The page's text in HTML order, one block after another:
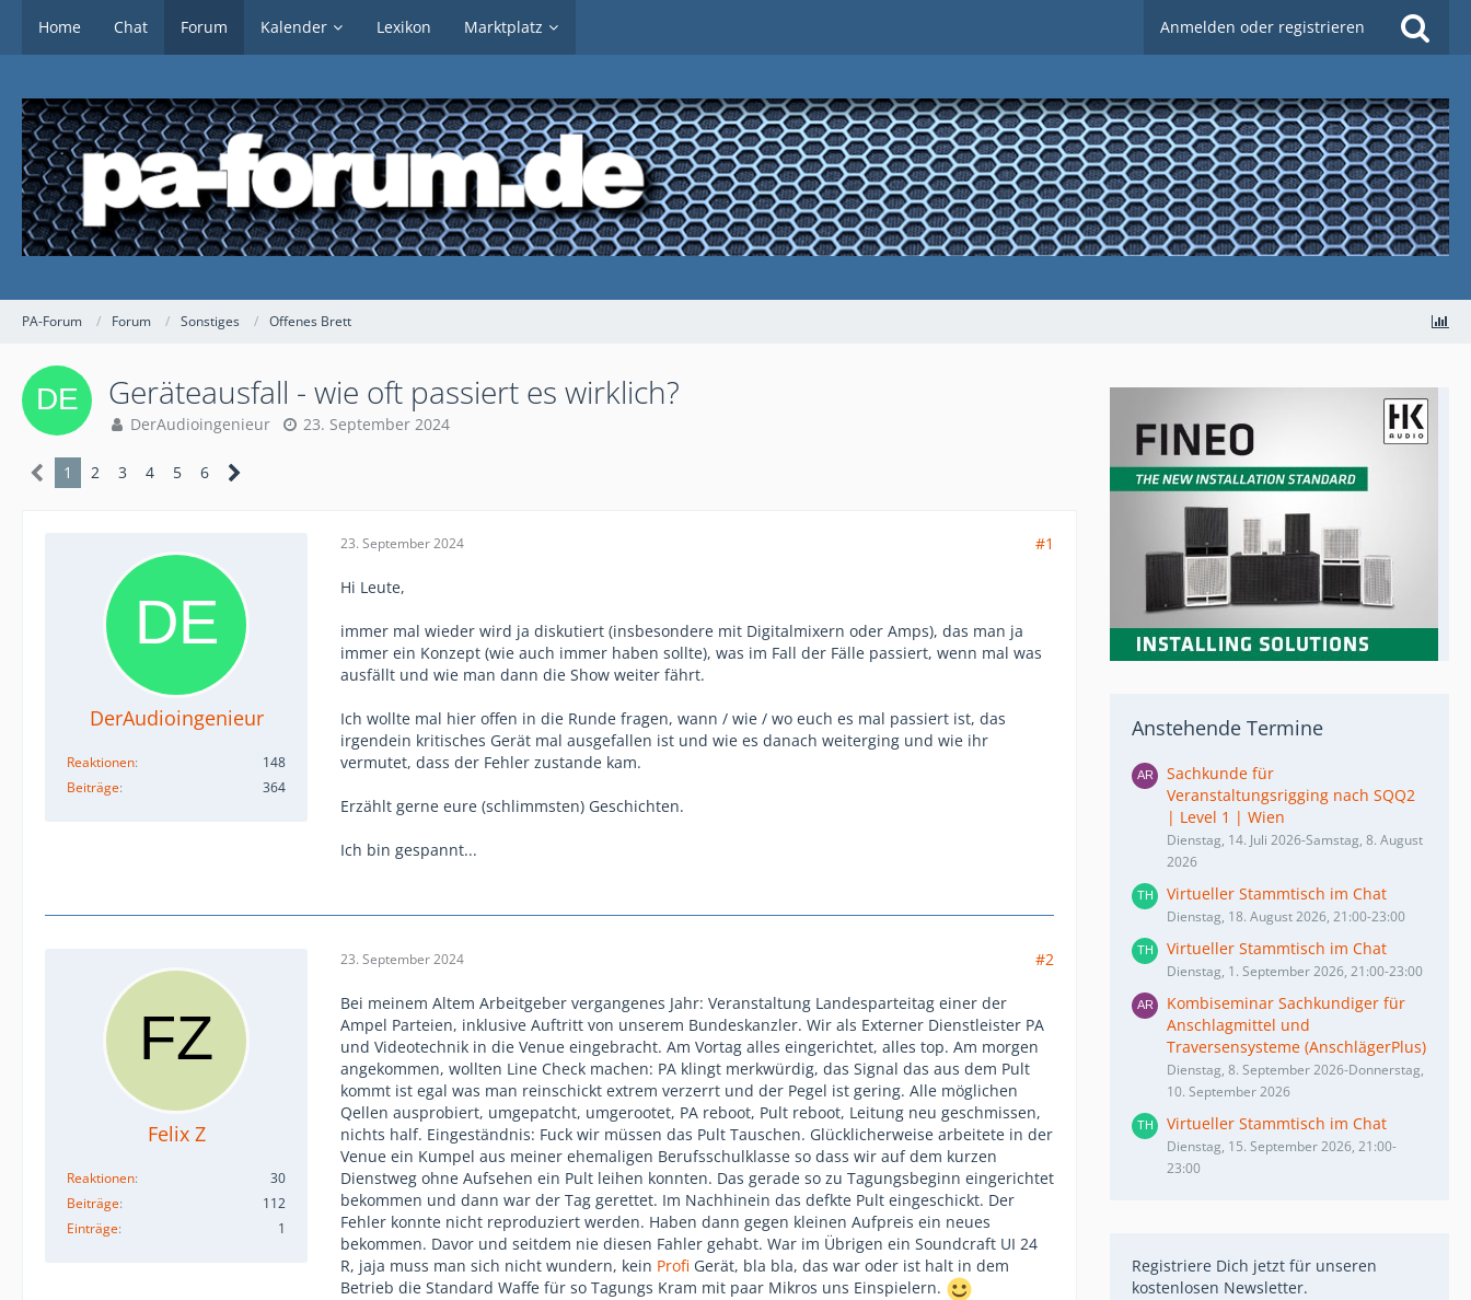
Home Chat Forum Kalender Lexikon Marktplatz Anmelden oder registrieren
PA-Forum Forum Sonstiges Offenes Brett
Geräteausfall - wie oft passiert es wirklich?
DerAudioingenieur 23. September 2024
1 2 3 4 5 6
DerAudioingenieur
Reaktionen
148
Beiträge
364
23. September 2024 #1
Hi Leute,
immer mal wieder wird ja diskutiert (insbesondere mit Digitalmixern oder Amps), das man ja
immer ein Konzept (wie auch immer haben sollte), was im Fall der Fälle passiert, wenn mal was
ausfällt und wie man dann die Show weiter fährt.
Ich wollte mal hier offen in die Runde fragen, wann / wie / wo euch es mal passiert ist, das
irgendein kritisches Gerät mal ausgefallen ist und wie es danach weiterging und wie ihr
vermutet, dass der Fehler zustande kam.
Erzählt gerne eure (schlimmsten) Geschichten.
Ich bin gespannt...
Felix Z
Reaktionen
30
Beiträge
112
Einträge
1
23. September 2024 #2
Bei meinem Altem Arbeitgeber vergangenes Jahr: Veranstaltung Landesparteitag einer der
Ampel Parteien, inklusive Auftritt von unserem Bundeskanzler. Wir als Externer Dienstleister PA
und Videotechnik in die Venue eingebracht. Am Vortag alles eingerichtet, alles top. Am morgen
angekommen, wollten Line Check machen: PA klingt merkwürdig, das Signal das aus dem Pult
kommt ist egal was man reinschickt extrem verzerrt und der Pegel ist gering. Alle möglichen
Qellen ausprobiert, umgepatcht, umgerootet, PA reboot, Pult reboot, Leitung neu geschmissen,
nichts half. Eingeständnis: Fuck wir müssen das Pult Tauschen. Glücklicherweise arbeitete in der
Venue ein Kumpel aus meiner ehemaligen Berufsschulklasse so dass wir auf dem kurzen
Dienstweg ohne Aufsehen ein Pult leihen konnten. Das gerade so zu Tagungsbeginn eingerichtet
bekommen und dann war der Tag gerettet. Im Nachhinein das defkte Pult eingeschickt. Der
Fehler konnte nicht reproduziert werden. Haben dann gegen kleinen Aufpreis ein neues
bekommen. Davor und seitdem nie diesen Fahler gehabt. War im Übrigen ein Soundcraft UI 24
R, jaja muss man sich nicht wundern, kein Profi Gerät, bla bla, das war oder ist halt in dem
Betrieb die Standard Waffe für so Tagungs Kram mit paar Mikros uns Einspielern.
Anstehende Termine
Sachkunde für
Veranstaltungsrigging nach SQQ2
| Level 1 | Wien
Dienstag, 14. Juli 2026-Samstag, 8. August
2026
Virtueller Stammtisch im Chat
Dienstag, 18. August 2026, 21:00-23:00
Virtueller Stammtisch im Chat
Dienstag, 1. September 2026, 21:00-23:00
Kombiseminar Sachkundiger für
Anschlagmittel und
Traversensysteme (AnschlägerPlus)
Dienstag, 8. September 2026-Donnerstag,
10. September 2026
Virtueller Stammtisch im Chat
Dienstag, 15. September 2026, 21:00-
23:00
Registriere Dich jetzt für unseren
kostenlosen Newsletter.